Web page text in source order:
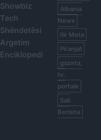
Showbiz
Tech
Shëndetësi
Argetim
Enciklopedi
Albania
News
Ilir Meta
Piranjat
gazeta,
tv,
portale
Sali
Berisha